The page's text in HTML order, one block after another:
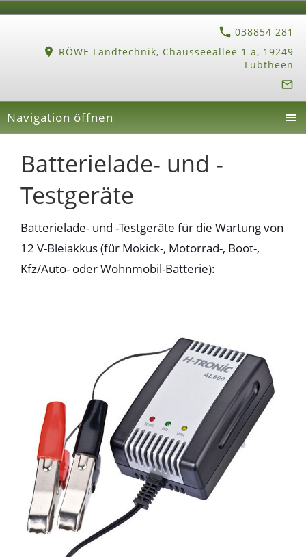
038854 281
RÖWE Landtechnik, Chausseeallee 1 a, 19249
Lübtheen
Navigation öffnen
Batterielade- und -
Testgeräte
Batterielade- und -Testgeräte für die Wartung von
12 V-Bleiakkus (für Mokick-, Motorrad-, Boot-,
Kfz/Auto- oder Wohnmobil-Batterie):